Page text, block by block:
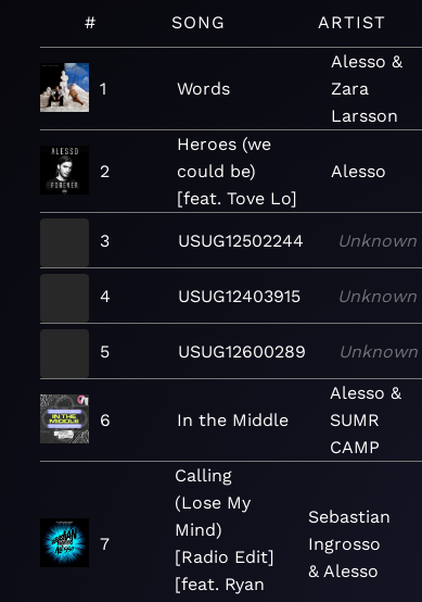
# SONG ARTIST
1 Words
Alesso &
Zara
Larsson
2
Heroes (we
could be)
[feat. Tove Lo]
Alesso
3 USUG12502244 Unknown
4 USUG12403915 Unknown
5 USUG12600289 Unknown
6 In the Middle
Alesso &
SUMR
CAMP
7
Calling
(Lose My
Mind)
[Radio Edit]
[feat. Ryan
Sebastian
Ingrosso
& Alesso